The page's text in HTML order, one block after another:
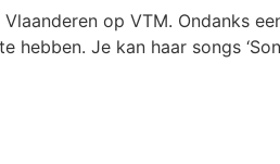
op VTM. Ondanks
Je kan haar songs